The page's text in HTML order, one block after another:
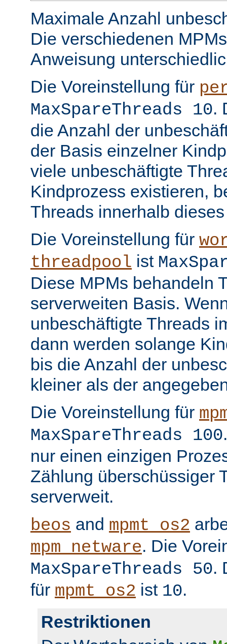
Maximale Anzahl
Die verschiedenen
Anweisung
Die Voreinstellung für
MaxSpareThreads 10.
die Anzahl der
der Basis einzelner
viele unbeschäftigte
Kindprozess existieren,
Threads innerhalb
Die Voreinstellung für
threadpool ist
Diese MPMs behandeln
serverweiten Basis.
unbeschäftigte Threads
dann werden solange
bis die Anzahl der
kleiner als der
Die Voreinstellung für
MaxSpareThreads 100
nur einen einzigen
Zählung überschüssiger
serverweit.
beos and mpmt_os2
mpm_netware. Die
MaxSpareThreads 50.
für mpmt_os2 ist 10.
Restriktionen